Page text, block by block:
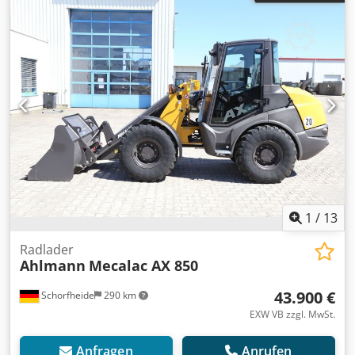
Aamorf Schnellwechsler CW40 verstellbarer Unterwagen
1 / 13
Schorfheide 290 km
Radlader
Ahlmann Mecalac AX 850
43.900 €
EXW VB zzgl. MwSt.
Anfragen Anrufen